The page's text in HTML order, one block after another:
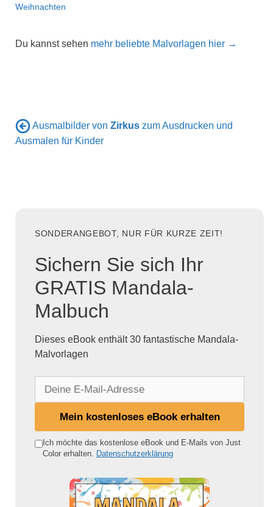
Weihnachten
Du kannst sehen mehr beliebte Malvorlagen hier →
Ausmalbilder von Zirkus zum Ausdrucken und
Ausmalen für Kinder
SONDERANGEBOT, NUR FÜR KURZE ZEIT!
Sichern Sie sich Ihr
GRATIS Mandala-
Malbuch
Dieses eBook enthält 30 fantastische Mandala-
Malvorlagen
e
Mein kostenloses eBook erhalten
Ich möchte das kostenlose eBook und E-Mails von Just
Color erhalten. Datenschutzerklärung